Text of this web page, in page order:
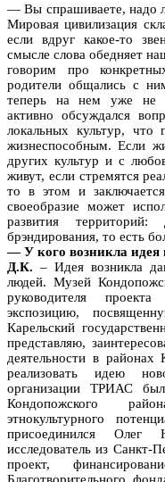
— Вы спрашиваете, надо
Мировая цивилизация
если вдруг какое-то
смысле слова обедняет
говорим про
родители общались с
теперь на нем уже не
активно обсуждался
локальных культур, что
жизнеспособным. Если
других культур и с
живут, если стремятся
то в этом и
своеобразие может
развития
брэндирования, то есть
— У кого возникла идея
Д.К. – Идея возникла
людей. Музей
руководителя
экспозицию,
Карельский
представляю,
деятельности в
реализовать идею
организации ТРИАС
Кондопожского
этнокультурного
присоединился Олег
исследователь из Санкт-
проект,